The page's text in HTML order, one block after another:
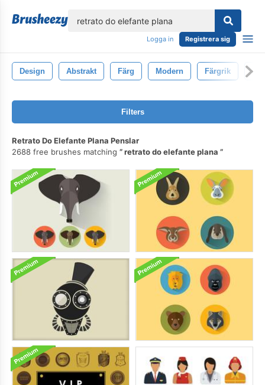
Logga in Registrera sig
Design Abstrakt Färg Modern Färgrik
Filters
Retrato Do Elefante Plana Penslar
2688 free brushes matching
retrato do elefante plana